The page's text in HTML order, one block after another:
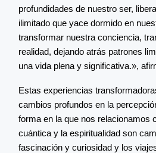
profundidades de nuestro ser,
ilimitado que yace dormido en
transformar nuestra conciencia,
realidad, dejando atrás patrones
una vida plena y significativa.»,
Estas experiencias
cambios profundos en la
forma en la que nos relacionamos
cuántica y la espiritualidad son
fascinación y curiosidad y los